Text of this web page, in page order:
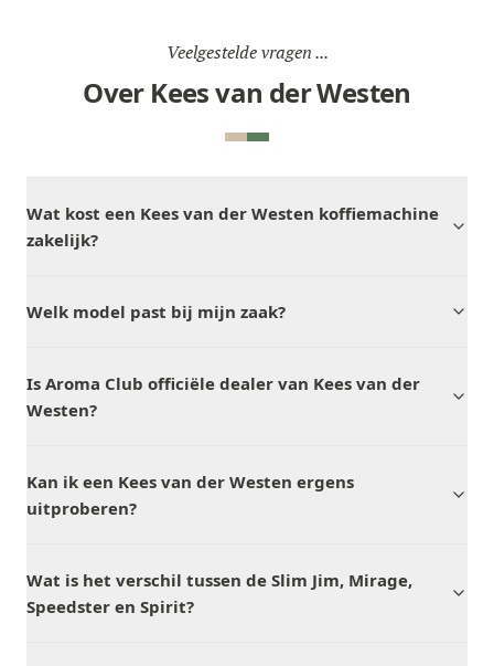
Veelgestelde vragen ...
Over Kees van der Westen
Wat kost een Kees van der Westen koffiemachine
zakelijk?
Welk model past bij mijn zaak?
Is Aroma Club officiële dealer van Kees van der
Westen?
Kan ik een Kees van der Westen ergens
uitproberen?
Wat is het verschil tussen de Slim Jim, Mirage,
Speedster en Spirit?